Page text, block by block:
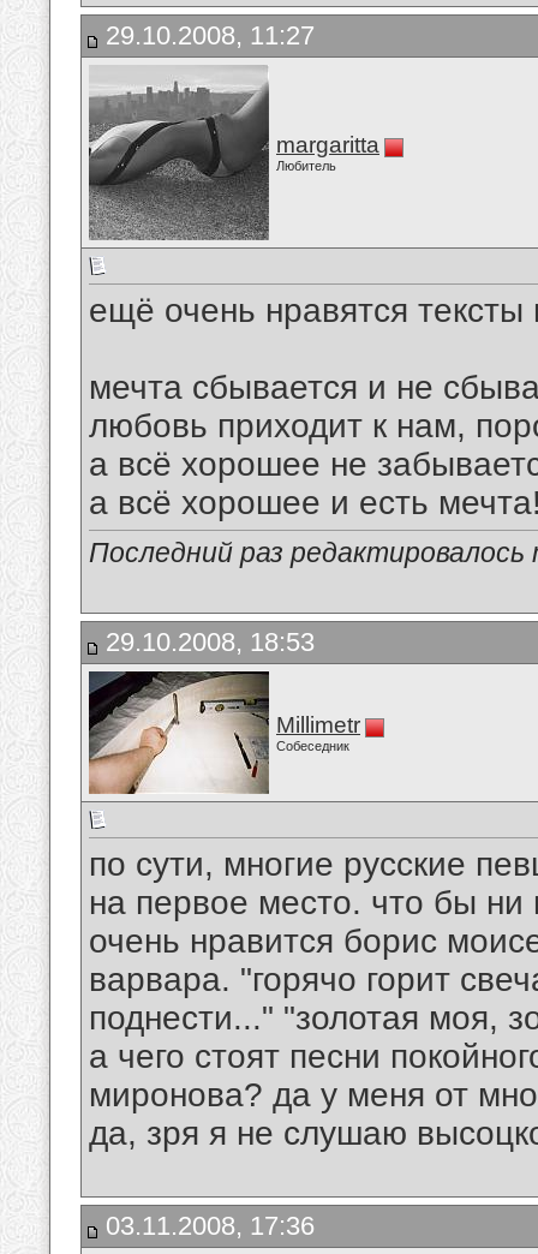
29.10.2008, 11:27
margaritta
Любитель
ещё очень нравятся
мечта сбывается и не
любовь приходит к нам,
а всё хорошее не
а всё хорошее и есть
Последний раз
29.10.2008, 18:53
Millimetr
Собеседник
по сути, многие русские
на первое место. что бы
очень нравится борис
варвара. "горячо горит
поднести..." "золотая моя,
а чего стоят песни
миронова? да у меня от
да, зря я не слушаю
03.11.2008, 17:36